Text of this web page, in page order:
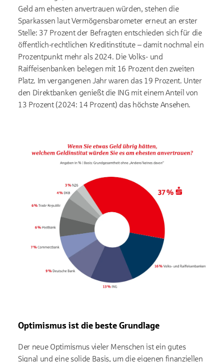
Geld am ehesten anvertrauen würden, stehen die
Sparkassen laut Vermögensbarometer erneut an erster
Stelle: 37 Prozent der Befragten entschieden sich für die
öffentlich-rechtlichen Kreditinstitute – damit nochmal ein
Prozentpunkt mehr als 2024. Die Volks- und
Raiffeisenbanken belegen mit 16 Prozent den zweiten
Platz. Im vergangenen Jahr waren das 19 Prozent. Unter
den Direktbanken genießt die ING mit einem Anteil von
13 Prozent (2024: 14 Prozent) das höchste Ansehen.
Optimismus ist die beste Grundlage
Der neue Optimismus vieler Menschen ist ein gutes
Signal und eine solide Basis, um die eigenen finanziellen